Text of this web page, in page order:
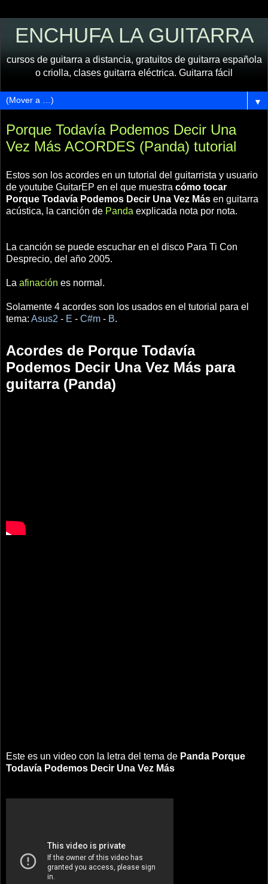
ENCHUFA LA GUITARRA
cursos de guitarra a distancia, gratuitos de guitarra española
o criolla, clases guitarra eléctrica. Guitarra fácil
▼
Porque Todavía Podemos Decir Una
Vez Más ACORDES (Panda) tutorial
Estos son los acordes en un tutorial del guitarrista y usuario
de youtube GuitarEP en el que muestra cómo tocar
Porque Todavía Podemos Decir Una Vez Más en guitarra
acústica, la canción de Panda explicada nota por nota.
La canción se puede escuchar en el disco Para Ti Con
Desprecio, del año 2005.
La afinación es normal.
Solamente 4 acordes son los usados en el tutorial para el
tema: Asus2 - E - C#m - B.
Acordes de Porque Todavía
Podemos Decir Una Vez Más para
guitarra (Panda)
Este es un video con la letra del tema de Panda Porque
Todavía Podemos Decir Una Vez Más